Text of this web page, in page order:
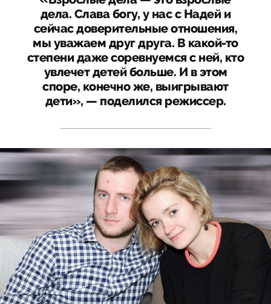
дела. Слава богу, у нас с Надей и
сейчас доверительные отношения,
мы уважаем друг друга. В какой-то
степени даже соревнуемся с ней, кто
увлечет детей больше. И в этом
споре, конечно же, выигрывают
дети», — поделился режиссер.